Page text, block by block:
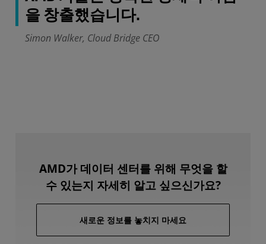
을 창출했습니다.
Simon Walker, Cloud Bridge CEO
AMD가 데이터 센터를 위해 무엇을 할
수 있는지 자세히 알고 싶으신가요?
새로운 정보를 놓치지 마세요